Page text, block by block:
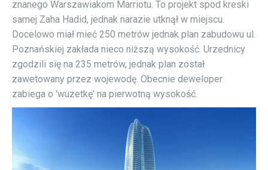
znanego Warszawiakom Marriotu. To projekt spod kreski
samej Zaha Hadid, jednak narazie utknął w miejscu.
Docelowo miał mieć 250 metrów jednak plan zabudowu ul.
Poznańskiej zakłada nieco niższą wysokość. Urzednicy
zgodzili się na 235 metrów, jednak plan został
zawetowany przez wojewodę. Obecnie deweloper
zabiega o 'wuzetkę’ na pierwotną wysokość.